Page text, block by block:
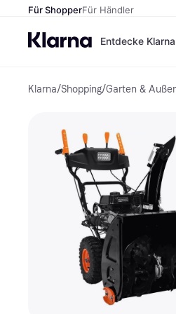
Für ShopperFür Händler
Entdecke Klarna
Klarna/Shopping/Garten &